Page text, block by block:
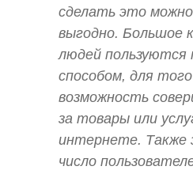
сделать это
выгодно. Большое
людей пользуются
способом, для
возможность
за товары или
интернете. Также
число